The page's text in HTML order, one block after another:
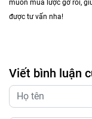
muốn mua lược gỡ rối,
được tư vấn nha!
Viết bình luận